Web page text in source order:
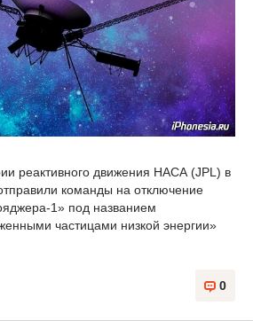
реактивного движения НАСА (JPL) в
команды на отключение
1» под названием
частицами низкой энергии»
0